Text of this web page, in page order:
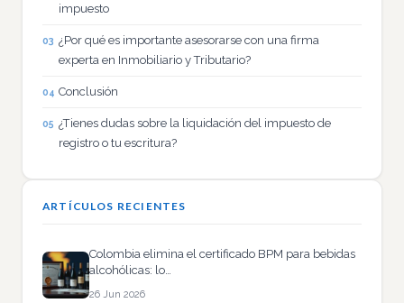
impuesto
¿Por qué es importante asesorarse con una firma
experta en Inmobiliario y Tributario?
Conclusión
¿Tienes dudas sobre la liquidación del impuesto de
registro o tu escritura?
ARTÍCULOS RECIENTES
Colombia elimina el certificado BPM para bebidas
alcohólicas: lo…
26 Jun 2026